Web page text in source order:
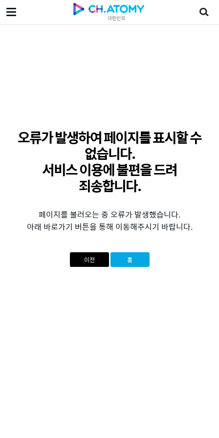
대한민국
오류가 발생하여 페이지를 표시할 수
없습니다.
서비스 이용에 불편을 드려
죄송합니다.
페이지를 불러오는 중 오류가 발생했습니다.
아래 바로가기 버튼을 통해 이동해주시기 바랍니다.
이전 홈